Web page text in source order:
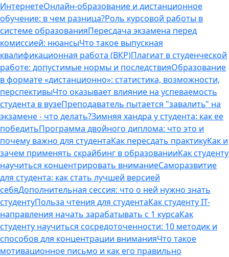
ИнтернетеОнлайн-образование и дистанционное
обучение: в чем разница?Роль курсовой работы в
системе образованияПересдача экзамена перед
комиссией: нюансыЧто такое выпускная
квалификационная работа (ВКР)Плагиат в студенческой
работе: допустимые нормы и последствияОбразование
в формате «дистанционно»: статистика, возможности,
перспективыЧто оказывает влияние на успеваемость
студента в вузеПреподаватель пытается "завалить" на
экзамене - что делать?Зимняя хандра у студента: как ее
победитьПрограмма двойного диплома: что это и
почему важно для студентаКак пересдать практикуКак и
зачем применять скрайбинг в образованииКак студенту
научиться концентрировать вниманиеСаморазвитие
для студента: как стать лучшей версией
себяДополнительная сессия: что о ней нужно знать
студентуПольза чтения для студентаКак студенту IT-
направления начать зарабатывать с 1 курсаКак
студенту научиться сосредоточенности: 10 методик и
способов для концентрации вниманияЧто такое
мотивационное письмо и как его правильно